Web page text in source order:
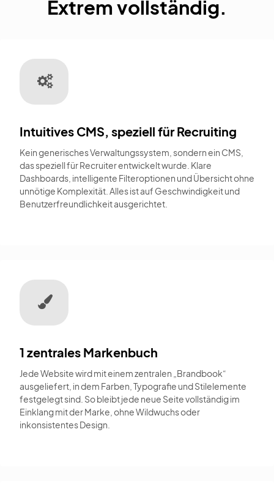
Extrem vollständig.
Intuitives CMS, speziell für Recruiting
Kein generisches Verwaltungssystem, sondern ein CMS,
das speziell für Recruiter entwickelt wurde. Klare
Dashboards, intelligente Filteroptionen und Übersicht ohne
unnötige Komplexität. Alles ist auf Geschwindigkeit und
Benutzerfreundlichkeit ausgerichtet.
1 zentrales Markenbuch
Jede Website wird mit einem zentralen „Brandbook“
ausgeliefert, in dem Farben, Typografie und Stilelemente
festgelegt sind. So bleibt jede neue Seite vollständig im
Einklang mit der Marke, ohne Wildwuchs oder
inkonsistentes Design.